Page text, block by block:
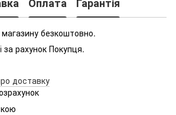
безкоштовно.
за рахунок Покупця.
доставку